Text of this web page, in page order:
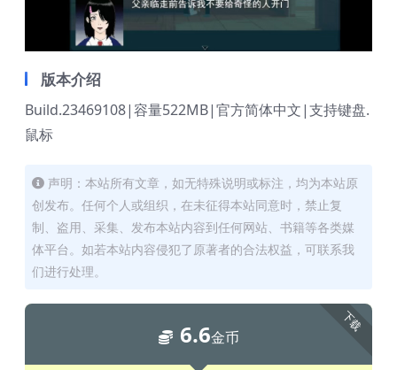
版本介绍
Build.23469108|容量522MB|官方简体中文|支持键盘.
鼠标
声明：本站所有文章，如无特殊说明或标注，均为本站原
创发布。任何个人或组织，在未征得本站同意时，禁止复
制、盗用、采集、发布本站内容到任何网站、书籍等各类媒
体平台。如若本站内容侵犯了原著者的合法权益，可联系我
们进行处理。
下载
6.6金币